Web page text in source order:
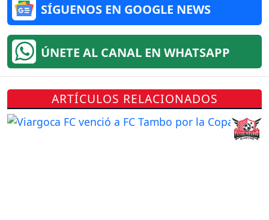
SÍGUENOS EN GOOGLE NEWS
ÚNETE AL CANAL EN WHATSAPP
ARTÍCULOS RELACIONADOS